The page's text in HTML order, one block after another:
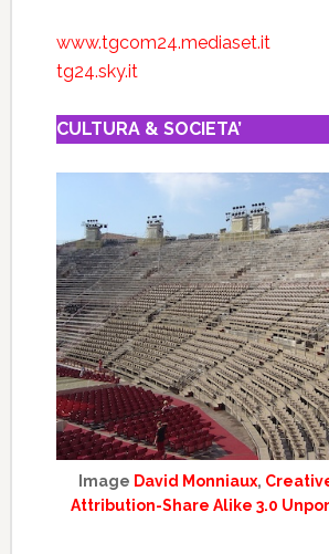
www.tgcom24.mediaset.it
tg24.sky.it
CULTURA & SOCIETA’
Image David Monniaux,
Attribution-Share Alike 3.0